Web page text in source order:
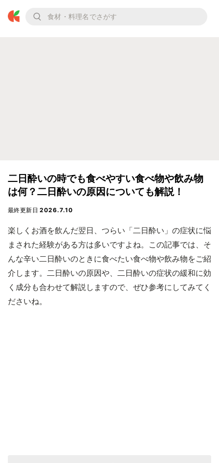
二日酔いの時でも食べやすい食べ物や飲み物
は何？二日酔いの原因についても解説！
最終更新日2026.7.10
楽しくお酒を飲んだ翌日、つらい「二日酔い」の症状に悩
まされた経験がある方は多いですよね。この記事では、そ
んな辛い二日酔いのときに食べたい食べ物や飲み物をご紹
介します。二日酔いの原因や、二日酔いの症状の緩和に効
く成分も合わせて解説しますので、ぜひ参考にしてみてく
ださいね。